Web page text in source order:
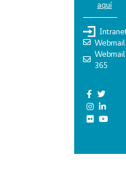
aquí
Webmail
Webmail
365